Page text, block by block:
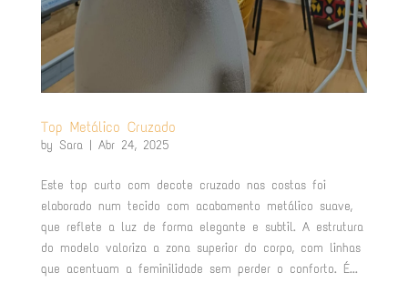
Top Metálico Cruzado
by Sara| Abr 24, 2025
Este top curto com decote cruzado nas costas foi
elaborado num tecido com acabamento metálico suave,
que reflete a luz de forma elegante e subtil. A estrutura
do modelo valoriza a zona superior do corpo, com linhas
que acentuam a feminilidade sem perder o conforto. É...